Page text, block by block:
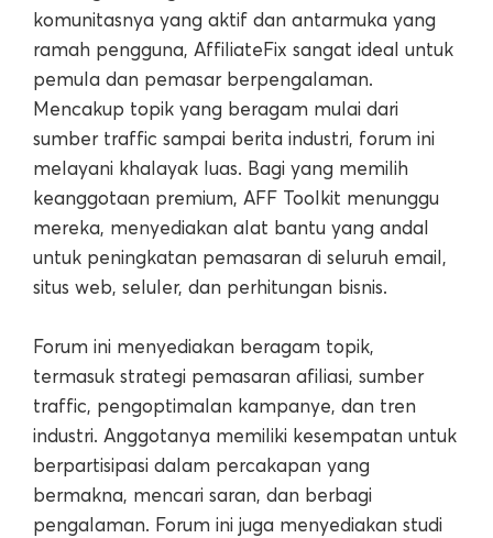
komunitasnya yang aktif dan antarmuka yang
ramah pengguna, AffiliateFix sangat ideal untuk
pemula dan pemasar berpengalaman.
Mencakup topik yang beragam mulai dari
sumber traffic sampai berita industri, forum ini
melayani khalayak luas. Bagi yang memilih
keanggotaan premium, AFF Toolkit menunggu
mereka, menyediakan alat bantu yang andal
untuk peningkatan pemasaran di seluruh email,
situs web, seluler, dan perhitungan bisnis.
Forum ini menyediakan beragam topik,
termasuk strategi pemasaran afiliasi, sumber
traffic, pengoptimalan kampanye, dan tren
industri. Anggotanya memiliki kesempatan untuk
berpartisipasi dalam percakapan yang
bermakna, mencari saran, dan berbagi
pengalaman. Forum ini juga menyediakan studi